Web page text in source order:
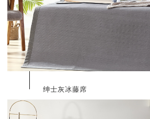
绅士灰冰藤席